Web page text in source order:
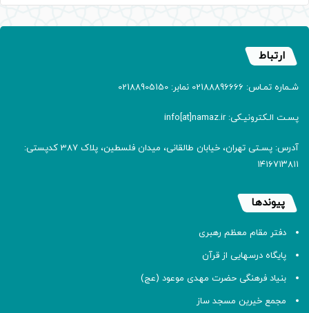
ارتباط
شـماره تمـاس: 02188896666 نمابر: 02188905150
پسـت الـکترونیـکی: info[at]namaz.ir
آدرس: پسـتی تهران، خیابان طالقانی، میدان فلسطین، پلاک 387 کدپستی:
۱۴۱۶۷۱۳۸۱۱
پیوندها
دفتر مقام معظم رهبری
پایگاه درسهایی از قرآن
بنیاد فرهنگی حضرت مهدی موعود (عج)
مجمع خیرین مسجد ساز